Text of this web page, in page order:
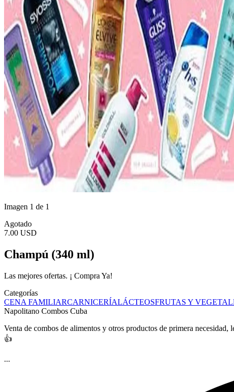
Imagen 1 de 1
Agotado
7.00 USD
Champú (340 ml)
Las mejores ofertas. ¡ Compra Ya!
Categorías
CENA FAMILIARCARNICERÍALÁCTEOSFRUTAS Y
Napolitano Combos Cuba
Venta de combos de alimentos y otros productos de primera
👍
...